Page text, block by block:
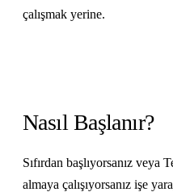
çalışmak yerine.
Nasıl Başlanır?
Sıfırdan başlıyorsanız
almaya çalışıyorsanız işe